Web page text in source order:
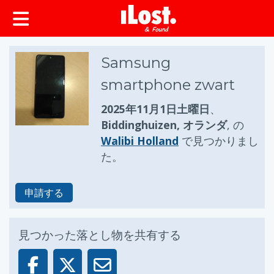
ップ
Samsung
smartphone zwart
2025年11月1日土曜日、
Biddinghuizen, オランダ, の
Walibi Holland で見つかりまし
た。
申請する
見つかった落とし物を共有する